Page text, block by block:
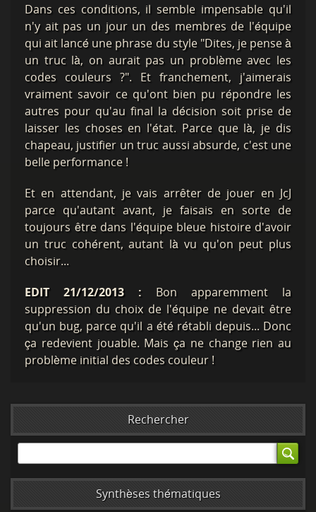
Dans ces conditions, il semble impensable qu'il
n'y ait pas un jour un des membres de l'équipe
qui ait lancé une phrase du style "Dites, je pense à
un truc là, on aurait pas un problème avec les
codes couleurs ?". Et franchement, j'aimerais
vraiment savoir ce qu'ont bien pu répondre les
autres pour qu'au final la décision soit prise de
laisser les choses en l'état. Parce que là, je dis
chapeau, justifier un truc aussi absurde, c'est une
belle performance !
Et en attendant, je vais arrêter de jouer en JcJ
parce qu'autant avant, je faisais en sorte de
toujours être dans l'équipe bleue histoire d'avoir
un truc cohérent, autant là vu qu'on peut plus
choisir...
EDIT 21/12/2013 : Bon apparemment la
suppression du choix de l'équipe ne devait être
qu'un bug, parce qu'il a été rétabli depuis... Donc
ça redevient jouable. Mais ça ne change rien au
problème initial des codes couleur !
Rechercher
Synthèses thématiques